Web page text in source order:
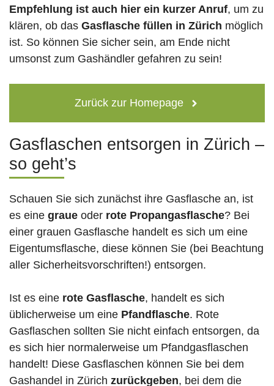
Empfehlung ist auch hier ein kurzer Anruf, um zu
klären, ob das Gasflasche füllen in Zürich möglich
ist. So können Sie sicher sein, am Ende nicht
umsonst zum Gashändler gefahren zu sein!
Zurück zur Homepage
Gasflaschen entsorgen in Zürich –
so geht’s
Schauen Sie sich zunächst ihre Gasflasche an, ist
es eine graue oder rote Propangasflasche? Bei
einer grauen Gasflasche handelt es sich um eine
Eigentumsflasche, diese können Sie (bei Beachtung
aller Sicherheitsvorschriften!) entsorgen.
Ist es eine rote Gasflasche, handelt es sich
üblicherweise um eine Pfandflasche. Rote
Gasflaschen sollten Sie nicht einfach entsorgen, da
es sich hier normalerweise um Pfandgasflaschen
handelt! Diese Gasflaschen können Sie bei dem
Gashandel in Zürich zurückgeben, bei dem die